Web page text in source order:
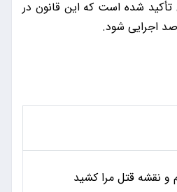
شده است که این قانون در
و نقشه قتل مرا کشید